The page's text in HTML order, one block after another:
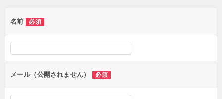
名前 必須
メール（公開されません） 必須